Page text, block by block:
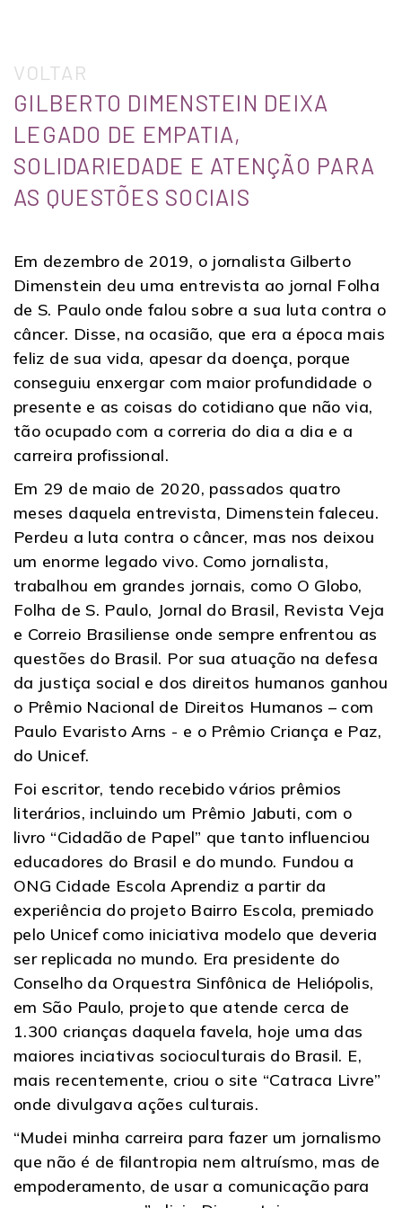
VOLTAR
GILBERTO DIMENSTEIN DEIXA
LEGADO DE EMPATIA,
SOLIDARIEDADE E ATENÇÃO PARA
AS QUESTÕES SOCIAIS
Em dezembro de 2019, o jornalista Gilberto
Dimenstein deu uma entrevista ao jornal Folha
de S. Paulo onde falou sobre a sua luta contra o
câncer. Disse, na ocasião, que era a época mais
feliz de sua vida, apesar da doença, porque
conseguiu enxergar com maior profundidade o
presente e as coisas do cotidiano que não via,
tão ocupado com a correria do dia a dia e a
carreira profissional.
Em 29 de maio de 2020, passados quatro
meses daquela entrevista, Dimenstein faleceu.
Perdeu a luta contra o câncer, mas nos deixou
um enorme legado vivo. Como jornalista,
trabalhou em grandes jornais, como O Globo,
Folha de S. Paulo, Jornal do Brasil, Revista Veja
e Correio Brasiliense onde sempre enfrentou as
questões do Brasil. Por sua atuação na defesa
da justiça social e dos direitos humanos ganhou
o Prêmio Nacional de Direitos Humanos – com
Paulo Evaristo Arns - e o Prêmio Criança e Paz,
do Unicef.
Foi escritor, tendo recebido vários prêmios
literários, incluindo um Prêmio Jabuti, com o
livro “Cidadão de Papel” que tanto influenciou
educadores do Brasil e do mundo. Fundou a
ONG Cidade Escola Aprendiz a partir da
experiência do projeto Bairro Escola, premiado
pelo Unicef como iniciativa modelo que deveria
ser replicada no mundo. Era presidente do
Conselho da Orquestra Sinfônica de Heliópolis,
em São Paulo, projeto que atende cerca de
1.300 crianças daquela favela, hoje uma das
maiores inciativas socioculturais do Brasil. E,
mais recentemente, criou o site “Catraca Livre”
onde divulgava ações culturais.
“Mudei minha carreira para fazer um jornalismo
que não é de filantropia nem altruísmo, mas de
empoderamento, de usar a comunicação para